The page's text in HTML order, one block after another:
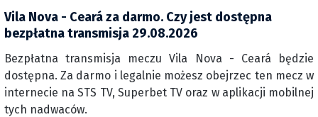
Vila Nova - Ceará za darmo. Czy jest dostępna
bezpłatna transmisja 29.08.2026
Bezpłatna transmisja meczu Vila Nova - Ceará będzie
dostępna. Za darmo i legalnie możesz obejrzec ten mecz w
internecie na STS TV, Superbet TV oraz w aplikacji mobilnej
tych nadwaców.